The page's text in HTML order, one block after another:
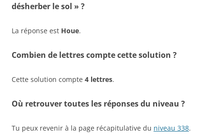
désherber le sol » ?
La réponse est Houe.
Combien de lettres compte cette solution ?
Cette solution compte 4 lettres.
Où retrouver toutes les réponses du niveau ?
Tu peux revenir à la page récapitulative du niveau 338.